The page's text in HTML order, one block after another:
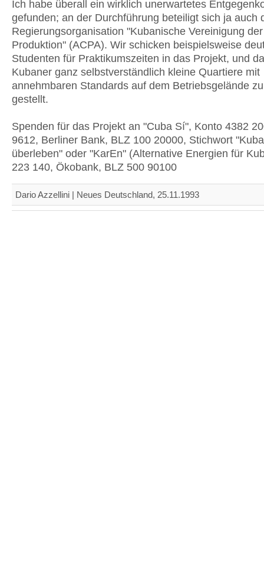
Ich habe überall ein wirklich unerwartetes
gefunden; an der Durchführung beteiligt sich ja auch
Regierungsorganisation "Kubanische Vereinigung
Produktion" (ACPA). Wir schicken beispielsweise
Studenten für Praktikumszeiten in das Projekt, und
Kubaner ganz selbstverständlich kleine Quartiere mit
annehmbaren Standards auf dem Betriebsgelände
gestellt.
Spenden für das Projekt an "Cuba Sí", Konto 4382
9612, Berliner Bank, BLZ 100 20000, Stichwort
überleben" oder "KarEn" (Alternative Energien für
223 140, Ökobank, BLZ 500 90100
Dario Azzellini | Neues Deutschland, 25.11.1993